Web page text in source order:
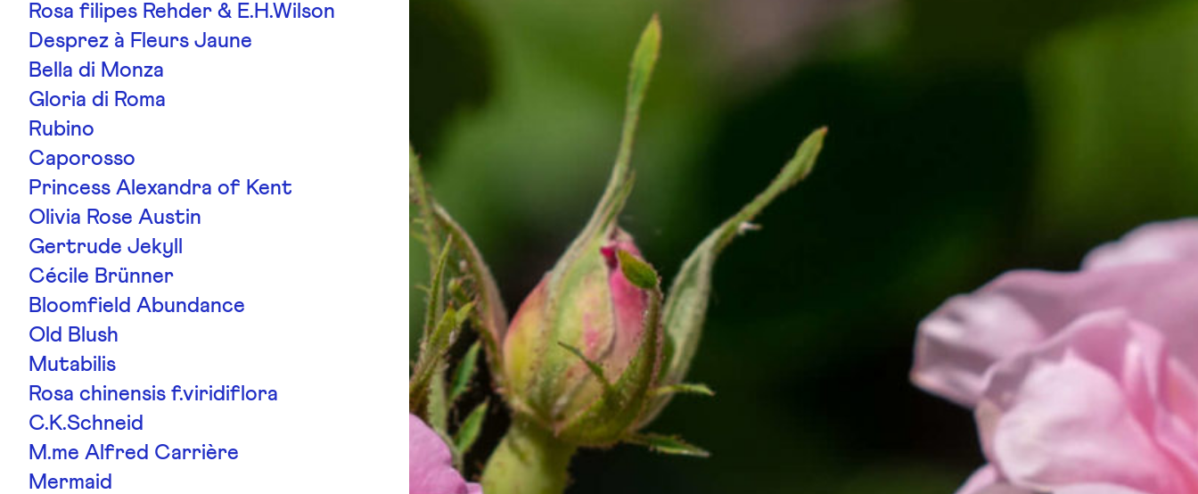
Rosa filipes Rehder & E.H.Wilson
Desprez à Fleurs Jaune
Bella di Monza
Gloria di Roma
Rubino
Caporosso
Princess Alexandra of Kent
Olivia Rose Austin
Gertrude Jekyll
Cécile Brünner
Bloomfield Abundance
Old Blush
Mutabilis
Rosa chinensis f.viridiflora
C.K.Schneid
M.me Alfred Carrière
Mermaid